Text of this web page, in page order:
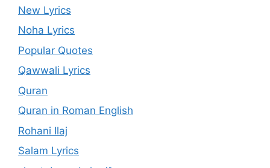
New Lyrics
Noha Lyrics
Popular Quotes
Qawwali Lyrics
Quran
Quran in Roman English
Rohani Ilaj
Salam Lyrics